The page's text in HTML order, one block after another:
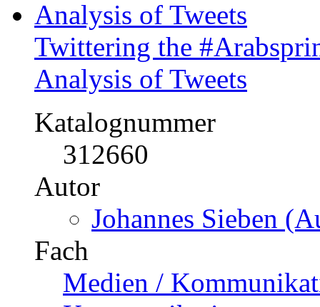
Katalognummer
298182
Autor
Jenny Kuprin
Fach
Soziale Arbeit /
Fach
Sozialwissenschaften
Kategorie